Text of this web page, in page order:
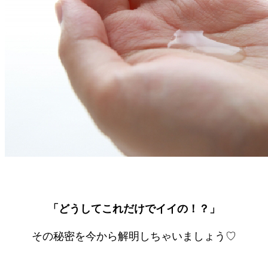
「どうしてこれだけでイイの！？」
その秘密を今から解明しちゃいましょう♡